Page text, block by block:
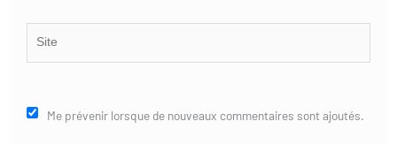
Me prévenir lorsque de nouveaux commentaires sont ajoutés.